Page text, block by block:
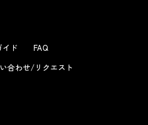
イド
FAQ
合わせ/リクエスト